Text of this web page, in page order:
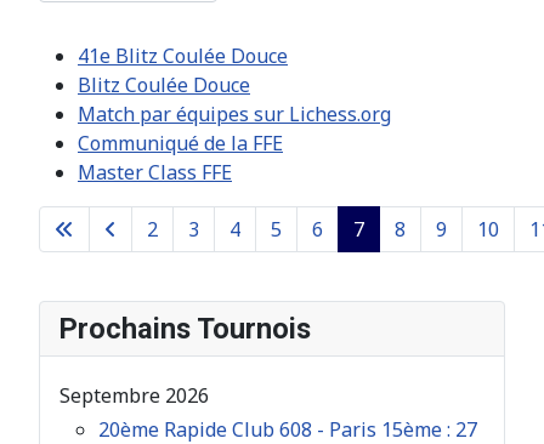
Prochains Tournois
Septembre 2026
20ème Rapide Club 608 - Paris 15ème : 27
41e Blitz Coulée Douce
Blitz Coulée Douce
Match par équipes sur Lichess.org
Communiqué de la FFE
Master Class FFE
Page 7 sur 26
2 3 4 5 6 7 8 9 10